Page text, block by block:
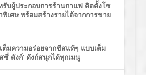
รับผู้ประกอบการร้านกาแฟ ติดตั้งโซ
พิเศษ พร้อมสร้างรายได้จากการขาย
มความอร่อยจากชีสแท้ๆ แบบเต็ม
ซี่ ดังก์’ ดังก์สนุกได้ทุกเมนู